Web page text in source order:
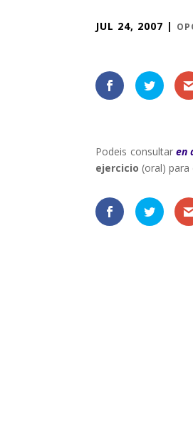
JUL 24, 2007 |
Podeis consultaren
ejercicio (oral) para